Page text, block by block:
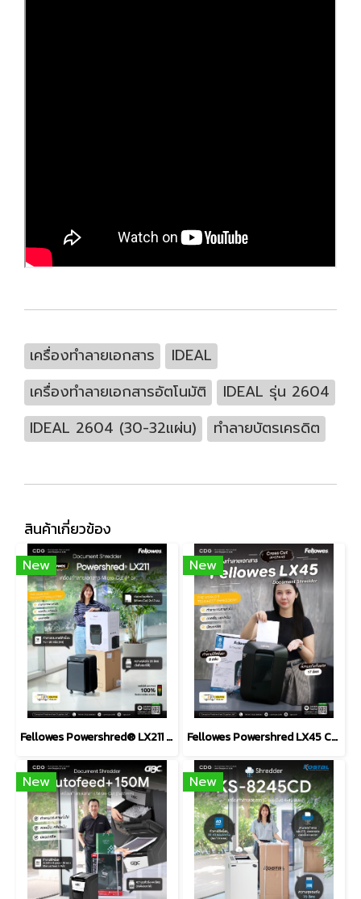
เครื่องทำลายเอกสาร
IDEAL
เครื่องทำลายเอกสารอัตโนมัติ
IDEAL รุ่น 2604
IDEAL 2604 (30-32แผ่น)
ทำลายบัตรเครดิต
สินค้าเกี่ยวข้อง
New
Fellowes Powershred® LX211 Micro-Cut Shredder (P-5)
New
Fellowes Powershred LX45 Cross Cut Shredder (P-4)
New New